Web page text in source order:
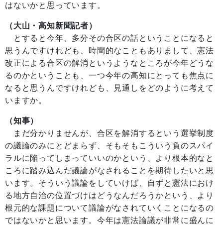
はないかと思っています。
（大山・高知新聞記者）
とすると今年、多分その合区の話ということになると
思うんですけれども、時間的なこともありまして、憲法
改正による合区の解消というようなところが今年どうな
るのかということも、一つ今年の高知にとっても焦点に
なると思うんですけれども、見通しをどのように考えて
いますか。
（知事）
まだ分かりませんが、合区を解消するという選挙制度
の議論のみにとどまらず、そもそもこういう負のスパイ
ラルに陥ってしまっていいのかという、より根本的なと
ころに踏み込んだ議論がなされることを期待したいと思
います。そういう議論をしていけば、自ずと憲法におけ
る地方自治の位置づけはどうなんだろうかという、より
根元的な課題について議論がなされていくことになるの
ではないかと思います。今年は憲法論議が非常に盛んに